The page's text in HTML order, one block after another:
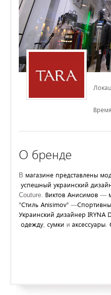
О бренде
В магазине представлены
успешный украинский
Couture. Виктов Анисимов —
*Стиль Anisimov* —
Украинский дизайнер IRYNA
одежду, сумки и аксессуары.